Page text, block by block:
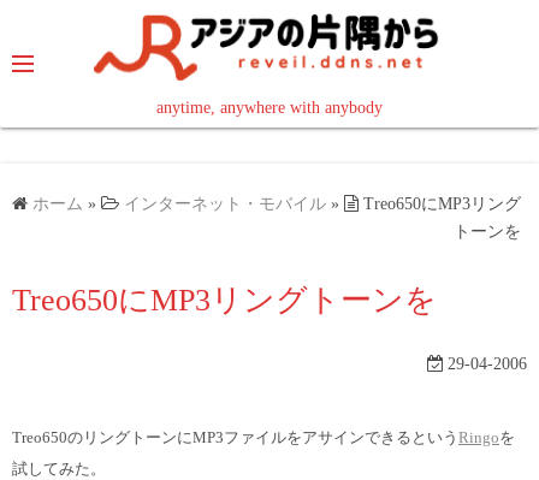
テ
ス
プ
anytime, anywhere with anybody
read in your language
ホーム » インターネット・モバイル »
Treo650にMP3リング
トーンを
Treo650にMP3リングトーンを
29-04-2006
Treo650のリングトーンにMP3ファイルをアサインできるという Ringoを
試してみた。